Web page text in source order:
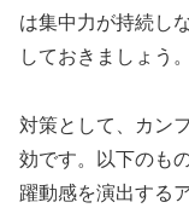
は集中力が持続し
しておきましょう。
対策として、カン
効です。以下のも
躍動感を演出する